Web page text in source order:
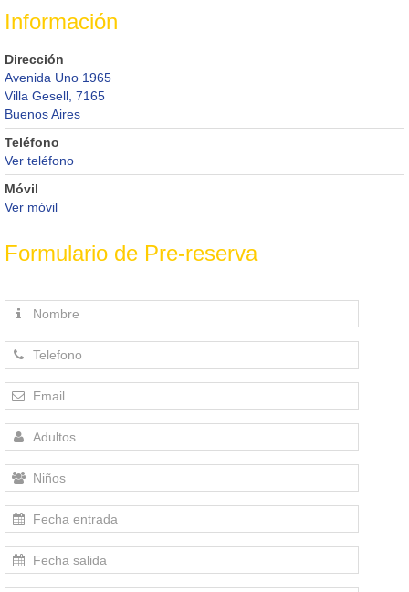
Información
Dirección
Avenida Uno 1965
Villa Gesell, 7165
Buenos Aires
Teléfono
Ver teléfono
Móvil
Ver móvil
Formulario de Pre-reserva